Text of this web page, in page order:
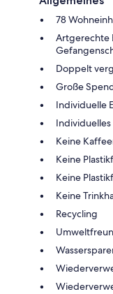
78
Artgerechte
Doppelt
Große
Individuelle
Keine
Keine
Keine
Keine
Recycling